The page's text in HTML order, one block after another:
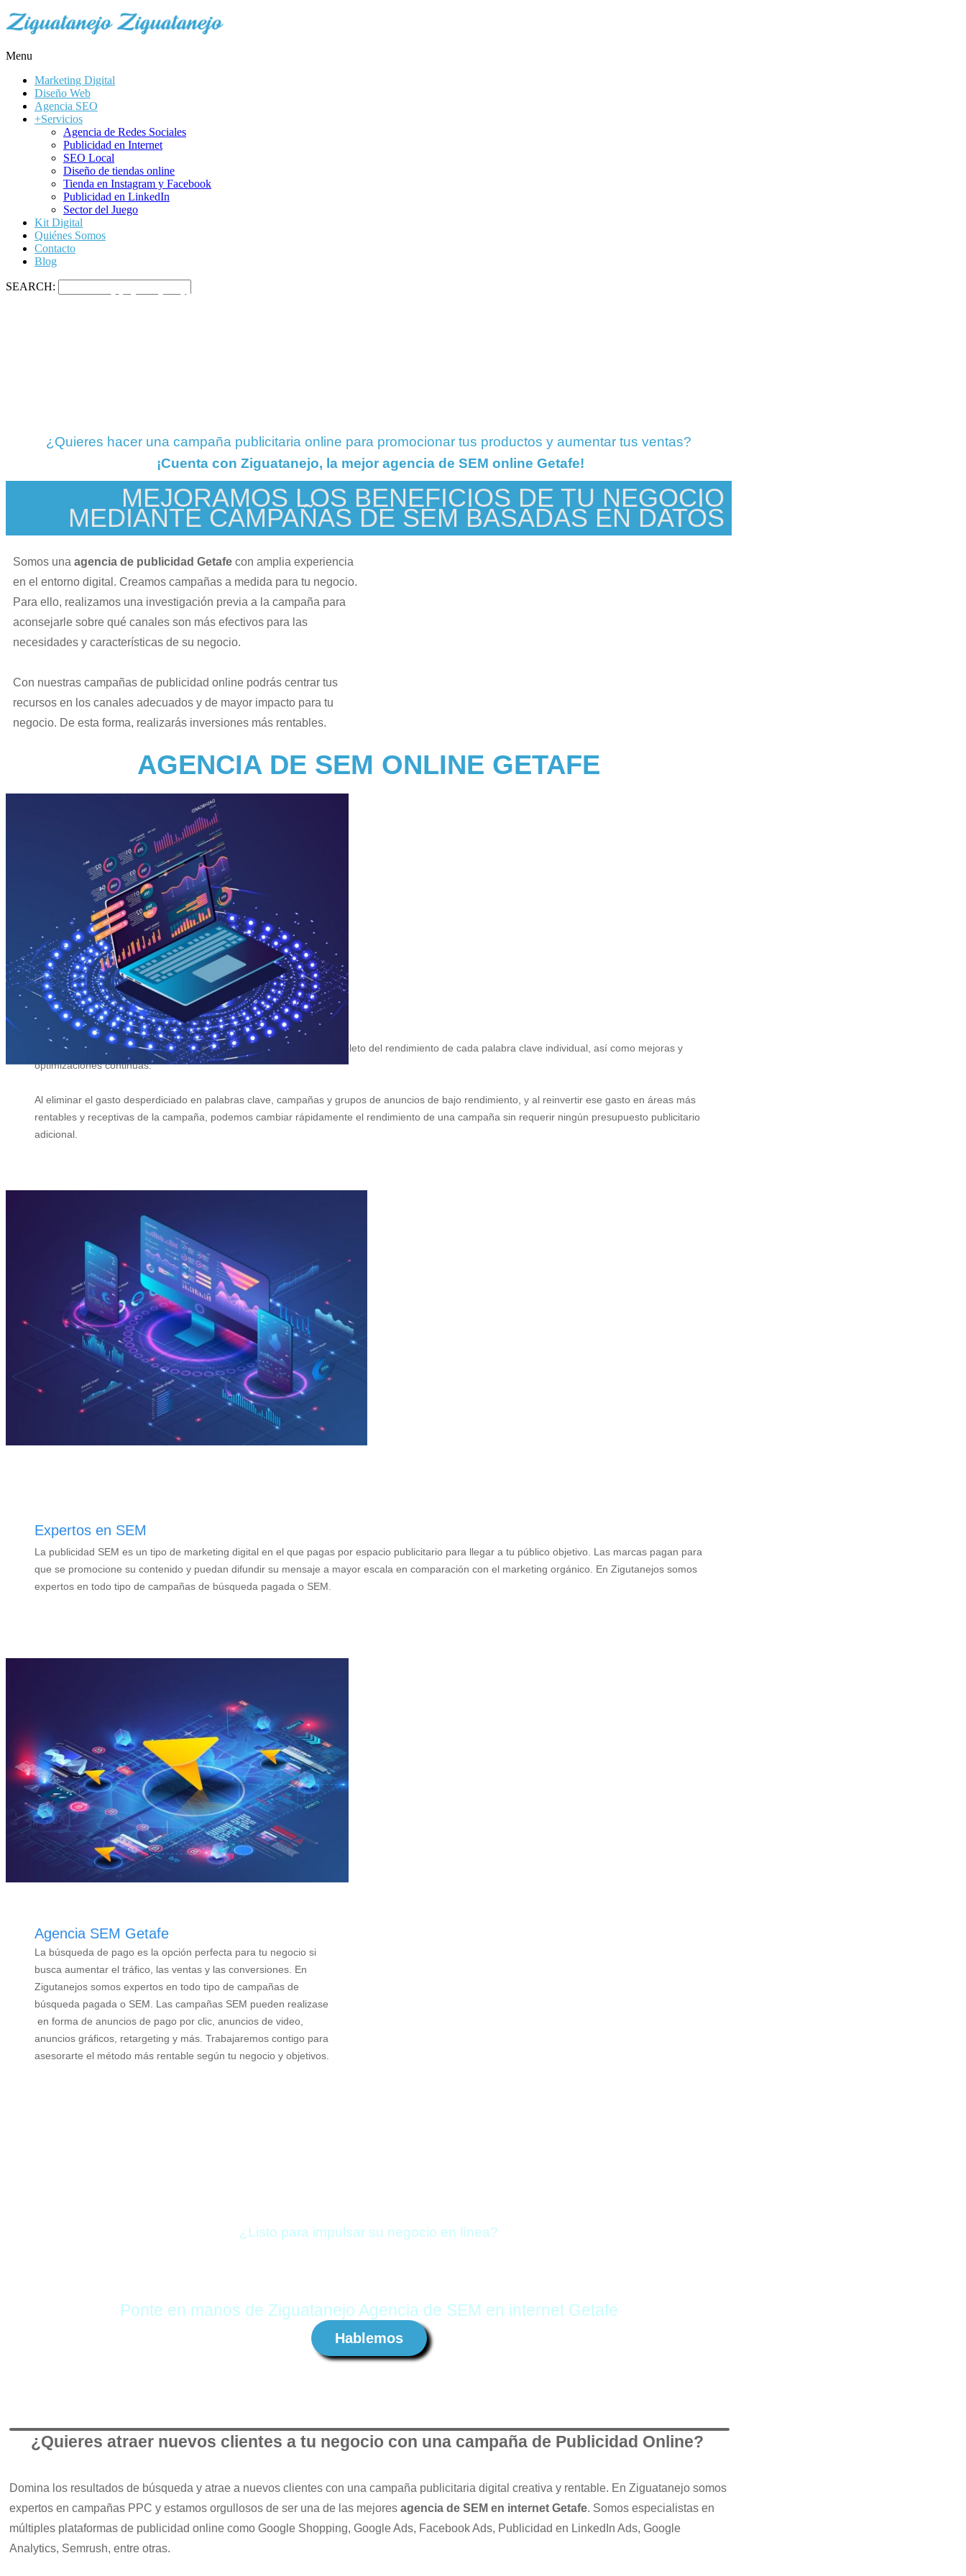
Menu
Marketing Digital
Diseño Web
Agencia SEO
+Servicios
Agencia de Redes Sociales
Publicidad en Internet
SEO Local
Diseño de tiendas online
Tienda en Instagram y Facebook
Publicidad en LinkedIn
Sector del Juego
Kit Digital
Quiénes Somos
Contacto
Blog
SEARCH: AGENCIA SEM EN INTERNET GETAFE
¿Quieres hacer una campaña publicitaria online para promocionar tus productos y aumentar tus ventas?
¡Cuenta con Ziguatanejo, la mejor agencia de SEM online Getafe!
MEJORAMOS LOS BENEFICIOS DE TU NEGOCIO
MEDIANTE CAMPAÑAS DE SEM BASADAS EN DATOS
Somos una agencia de publicidad Getafe con amplia experiencia
en el entorno digital. Creamos campañas a medida para tu negocio.
Para ello, realizamos una investigación previa a la campaña para
aconsejarle sobre qué canales son más efectivos para las
necesidades y características de su negocio.
Con nuestras campañas de publicidad online podrás centrar tus
recursos en los canales adecuados y de mayor impacto para tu
negocio. De esta forma, realizarás inversiones más rentables.
AGENCIA DE SEM ONLINE GETAFE
Optimización de campañas y palabras clave
Una campaña de PPC de Ziguatanejo incluirá un análisis inicial completo del rendimiento de cada palabra clave individual, así como mejoras y
optimizaciones continuas.
Al eliminar el gasto desperdiciado en palabras clave, campañas y grupos de anuncios de bajo rendimiento, y al reinvertir ese gasto en áreas más
rentables y receptivas de la campaña, podemos cambiar rápidamente el rendimiento de una campaña sin requerir ningún presupuesto publicitario
adicional.
Expertos en SEM
La publicidad SEM es un tipo de marketing digital en el que pagas por espacio publicitario para llegar a tu público objetivo. Las marcas pagan para
que se promocione su contenido y puedan difundir su mensaje a mayor escala en comparación con el marketing orgánico. En Zigutanejos somos
expertos en todo tipo de campañas de búsqueda pagada o SEM.
Agencia SEM Getafe
La búsqueda de pago es la opción perfecta para tu negocio si
busca aumentar el tráfico, las ventas y las conversiones. En
Zigutanejos somos expertos en todo tipo de campañas de
búsqueda pagada o SEM. Las campañas SEM pueden realizase
en forma de anuncios de pago por clic, anuncios de video,
anuncios gráficos, retargeting y más. Trabajaremos contigo para
asesorarte el método más rentable según tu negocio y objetivos.
¿Listo para impulsar su negocio en línea?
Ponte en manos de Ziguatanejo Agencia de SEM en internet Getafe
Hablemos
¿Quieres atraer nuevos clientes a tu negocio con una campaña de Publicidad Online?
Domina los resultados de búsqueda y atrae a nuevos clientes con una campaña publicitaria digital creativa y rentable. En Ziguatanejo somos
expertos en campañas PPC y estamos orgullosos de ser una de las mejores agencia de SEM en internet Getafe. Somos especialistas en
múltiples plataformas de publicidad online como Google Shopping, Google Ads, Facebook Ads, Publicidad en LinkedIn Ads, Google
Analytics, Semrush, entre otras.